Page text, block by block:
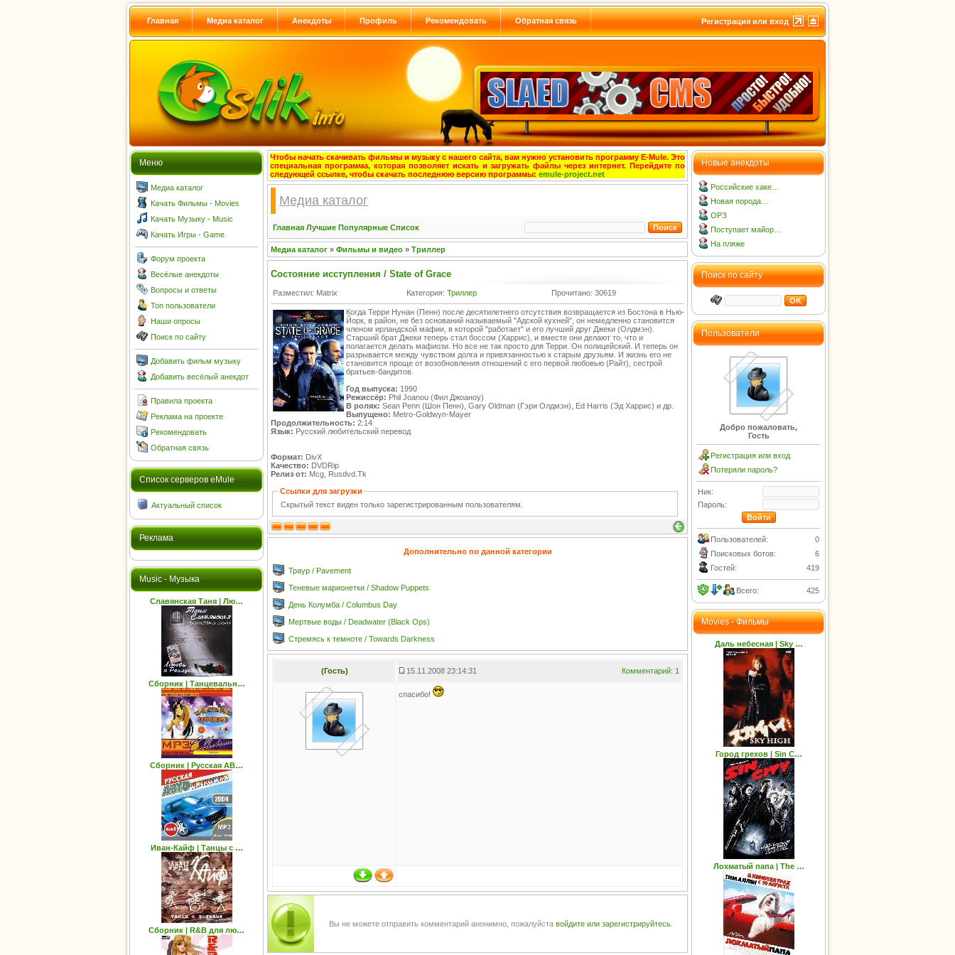
Регистрация или вход
Главная Медиа каталог Анекдоты Профиль Рекомендовать Обратная связь
Меню
Медиа каталог
Качать Фильмы - Movies
Качать Музыку - Music
Качать Игры - Game
Форум проекта
Весёлые анекдоты
Вопросы и ответы
Топ пользователи
Наши опросы
Поиск по сайту
Добавить фильм музыку
Добавить весёлый анекдот
Правила проекта
Реклама на проекте
Рекомендовать
Обратная связь
Cписок серверов eMule
Актуальный список
Реклама
Music - Музыка
Славянская Таня | Лю…
Сборник | Танцевальн…
Сборник | Русская АВ…
Иван-Кайф | Танцы с …
Сборник | R&B для лю…
Чтобы начать скачивать фильмы и музыку с нашего сайта, вам нужно установить программу E-Mule. Это
специальная программа, которая позволяет искать и загружать файлы через интернет. Перейдите по
следующей ссылке, чтобы скачать последнюю версию программы: emule-project.net
Медиа каталог
Главная Лучшие Популярные Список
Медиа каталог » Фильмы и видео » Триллер
Состояние исступления / State of Grace
Разместил: Matrix Категория: Триллер Прочитано: 30619
Когда Терри Нунан (Пенн) после десятилетнего отсутствия возвращается из Бостона в Нью-
Йорк, в район, не без оснований называемый "Адской кухней", он немедленно становится
членом ирландской мафии, в которой "работает" и его лучший друг Джеки (Олдмэн).
Старший брат Джеки теперь стал боссом (Харрис), и вместе они делают то, что и
полагается делать мафиози. Но все не так просто для Терри. Он полицейский. И теперь он
разрывается между чувством долга и привязанностью к старым друзьям. И жизнь его не
становится проще от возобновления отношений с его первой любовью (Райт), сестрой
братьев-бандитов.
Год выпуска: 1990
Режиссёр: Phil Joanou (Фил Джоаноу)
В ролях: Sean Penn (Шон Пенн), Gary Oldman (Гэри Олдмэн), Ed Harris (Эд Харрис) и др.
Выпущено: Metro-Goldwyn-Mayer
Продолжительность: 2:14
Язык: Русский любительский перевод
Формат: DivX
Качество: DVDRip
Релиз от: Mcg, Rusdvd.Tk
Ссылки для загрузки
Скрытый текст виден только зарегистрированным пользователям.
Дополнительно по данной категории
Траур / Pavement
Теневые марионетки / Shadow Puppets
День Колумба / Columbus Day
Мертвые воды / Deadwater (Black Ops)
Стремясь к темноте / Towards Darkness
(Гость) 15.11.2008 23:14:31 Комментарий: 1
спасибо!
Вы не можете отправить комментарий анонимно, пожалуйста войдите или зарегистрируйтесь.
Новые анекдоты
Российские хаке…
Новая порода…
ОРЗ
Поступает майор…
На пляже
Поиск по сайту
Пользователи
Добро пожаловать,
Гость
Регистрация или вход
Потеряли пароль?
Ник:
Пароль:
Пользователей:
0
Поисковых ботов:
6
Гостей:
419
Всего: 425
Movies - Фильмы
Даль небесная | Sky …
Город грехов | Sin C…
Лохматый папа | The …